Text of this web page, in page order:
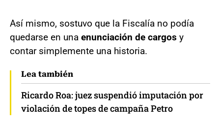
Así mismo, sostuvo que la Fiscalía no podía
quedarse en una enunciación de cargos y
contar simplemente una historia.
Lea también
Ricardo Roa: juez suspendió imputación por
violación de topes de campaña Petro